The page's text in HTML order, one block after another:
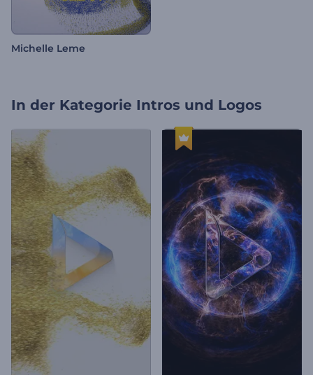
Michelle Leme
In der Kategorie Intros und Logos